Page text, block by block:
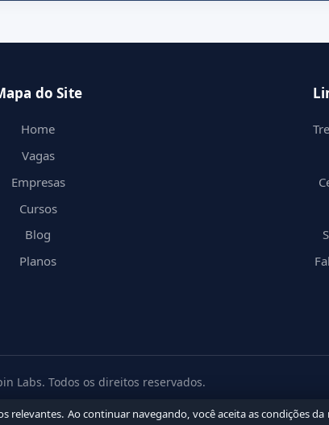
do Site
Home
Vagas
Empresas
Cursos
Blog
Planos
Labs. Todos os direitos reservados.
relevantes. Ao continuar navegando, você aceita as condições da